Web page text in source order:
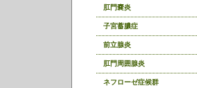
肛門嚢炎
子宮蓄膿症
前立腺炎
肛門周囲腺炎
ネフローゼ症候群